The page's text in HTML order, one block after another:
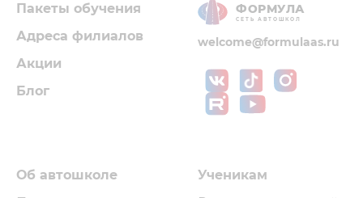
Пакеты обучения
Адреса филиалов
Акции
Блог
Об автошколе
Ученикам
ФОРМУЛА
СЕТЬ АВТОШКОЛ
welcome@formulaas.ru